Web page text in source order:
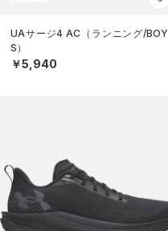
UAサージ4 AC（ランニング/BOY
S）
￥5,940